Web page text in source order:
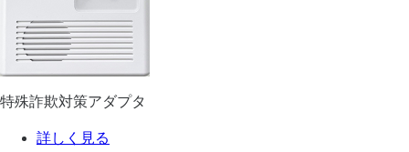
特殊詐欺対策アダプタ
詳しく見る